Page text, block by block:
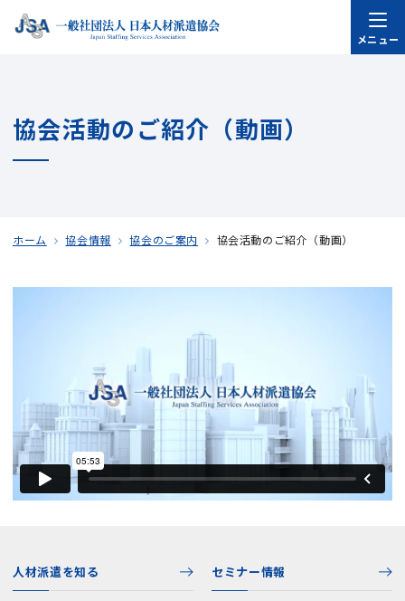
メニュー
協会活動のご紹介（動画）
ホーム 協会情報 協会のご案内 協会活動のご紹介（動画）
人材派遣を知る セミナー情報